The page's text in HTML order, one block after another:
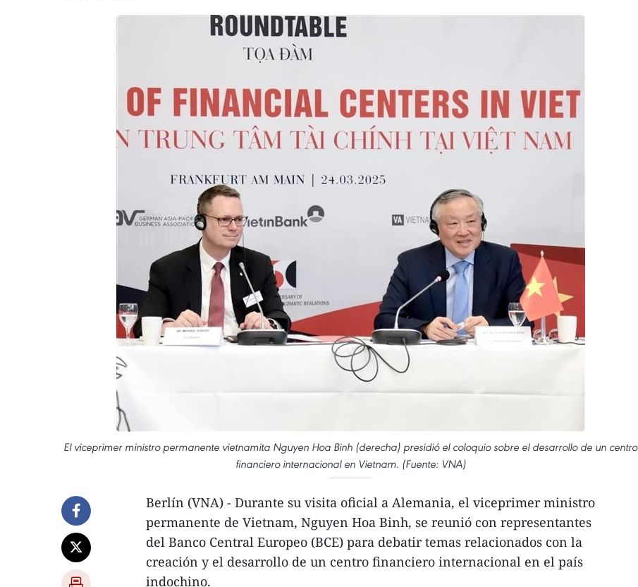
El viceprimer ministro permanente vietnamita Nguyen Hoa Binh (derecha) presidió el coloquio sobre el desarrollo de un centro
financiero internacional en Vietnam. (Fuente: VNA)
Berlín (VNA) - Durante su visita oficial a Alemania, el viceprimer ministro
permanente de Vietnam, Nguyen Hoa Binh, se reunió con representantes
del Banco Central Europeo (BCE) para debatir temas relacionados con la
creación y el desarrollo de un centro financiero internacional en el país
indochino.